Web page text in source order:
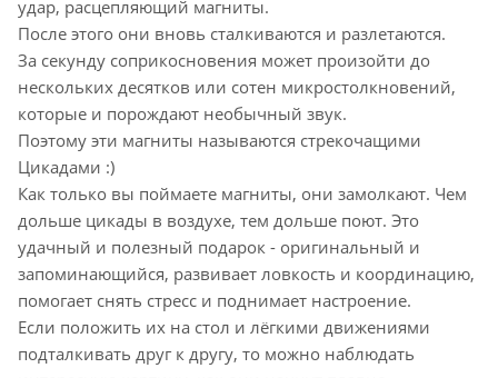
удар, расцепляющий магниты.
После этого они вновь сталкиваются и разлетаются.
За секунду соприкосновения может произойти до
нескольких десятков или сотен микростолкновений,
которые и порождают необычный звук.
Поэтому эти магниты называются стрекочащими
Цикадами :)
Как только вы поймаете магниты, они замолкают. Чем
дольше цикады в воздухе, тем дольше поют. Это
удачный и полезный подарок - оригинальный и
запоминающийся, развивает ловкость и координацию,
помогает снять стресс и поднимает настроение.
Если положить их на стол и лёгкими движениями
подталкивать друг к другу, то можно наблюдать